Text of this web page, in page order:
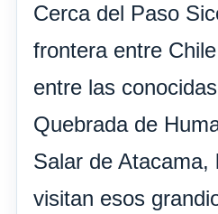
Cerca del Paso
frontera entre
entre las
Quebrada de
Salar de Atacama,
visitan esos